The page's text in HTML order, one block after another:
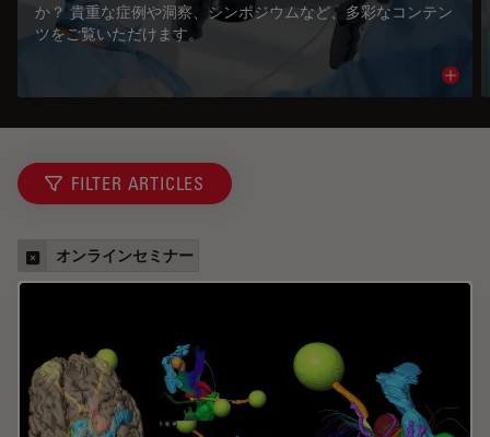
か？ 貴重な症例や洞察、シンポジウムなど、多彩なコンテン
ツをご覧いただけます。
FILTER ARTICLES
オンラインセミナー